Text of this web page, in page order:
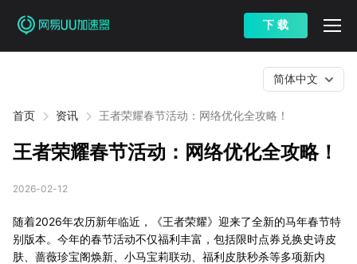
下 载
首页 资讯 王者荣耀春节活动：网络优化全攻略！
简体中文
王者荣耀春节活动：网络优化全攻略！
2026-02-12
随着2026年农历新年临近，《王者荣耀》迎来了全新的马年春节特
别版本。今年的春节活动不仅福利丰富，包括限时点券兑换史诗皮
肤、蔷薇珍宝阁焕新、小马宝莉联动、福利皮肤秒杀等多项新内